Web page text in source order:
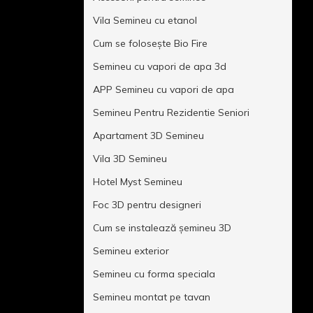
Vila Semineu cu etanol
Cum se folosește Bio Fire
Semineu cu vapori de apa 3d
APP Semineu cu vapori de apa
Semineu Pentru Rezidentie Seniori
Apartament 3D Semineu
Vila 3D Semineu
Hotel Myst Semineu
Foc 3D pentru designeri
Cum se instalează șemineu 3D
Semineu exterior
Semineu cu forma speciala
Semineu montat pe tavan